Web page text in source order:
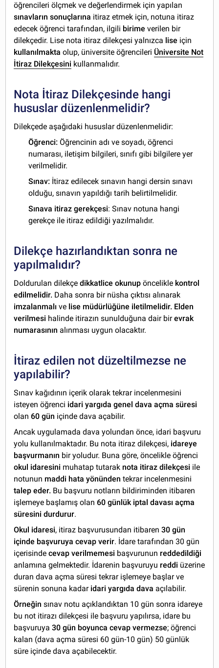
öğrencileri ölçmek ve değerlendirmek için yapılan
sınavların sonuçlarına itiraz etmek için, notuna itiraz
edecek öğrenci tarafından, ilgili birime verilen bir
dilekçedir. Lise nota itiraz dilekçesi yalnızca lise için
kullanılmakta olup, üniversite öğrencileri Üniversite Not
İtiraz Dilekçesini kullanmalıdır.
Nota İtiraz Dilekçesinde hangi
hususlar düzenlenmelidir?
Dilekçede aşağıdaki hususlar düzenlenmelidir:
Öğrenci: Öğrencinin adı ve soyadı, öğrenci
numarası, iletişim bilgileri, sınıfı gibi bilgilere yer
verilmelidir.
Sınav: İtiraz edilecek sınavın hangi dersin sınavı
olduğu, sınavın yapıldığı tarih belirtilmelidir.
Sınava itiraz gerekçesi: Sınav notuna hangi
gerekçe ile itiraz edildiği yazılmalıdır.
Dilekçe hazırlandıktan sonra ne
yapılmalıdır?
Doldurulan dilekçedikkatlice okunup öncelikle kontrol
edilmelidir. Daha sonra bir nüsha çıktısı alınarak
imzalanmalı ve lise müdürlüğüne iletilmelidir. Elden
verilmesi halinde itirazın sunulduğuna dair birevrak
numarasının alınması uygun olacaktır.
İtiraz edilen not düzeltilmezse ne
yapılabilir?
Sınav kağıdının içerik olarak tekrar incelenmesini
isteyen öğrenci idari yargıda genel dava açma süresi
olan 60 gün içinde dava açabilir.
Ancak uygulamada dava yolundan önce, idari başvuru
yolu kullanılmaktadır. Bu nota itiraz dilekçesi, idareye
başvurmanın bir yoludur. Buna göre, öncelikle öğrenci
okul idaresini muhatap tutarak nota itiraz dilekçesi ile
notunun maddi hata yönünden tekrar incelenmesini
talep eder. Bu başvuru notların bildiriminden itibaren
işlemeye başlamış olan 60 günlük iptal davası açma
süresini durdurur.
Okul idaresi, itiraz başvurusundan itibaren30 gün
içinde başvuruya cevap verir. İdare tarafından 30 gün
içerisindecevap verilmemesi başvurunun reddedildiği
anlamına gelmektedir. İdarenin başvuruyu reddi üzerine
duran dava açma süresi tekrar işlemeye başlar ve
sürenin sonuna kadar idari yargıda dava açılabilir.
Örneğin sınav notu açıklandıktan 10 gün sonra idareye
bu not itirazı dilekçesi ile başvuru yapılırsa, idare bu
başvuruya30 gün boyunca cevap vermezse; öğrenci
kalan (dava açma süresi 60 gün-10 gün) 50 günlük
süre içinde dava açabilecektir.